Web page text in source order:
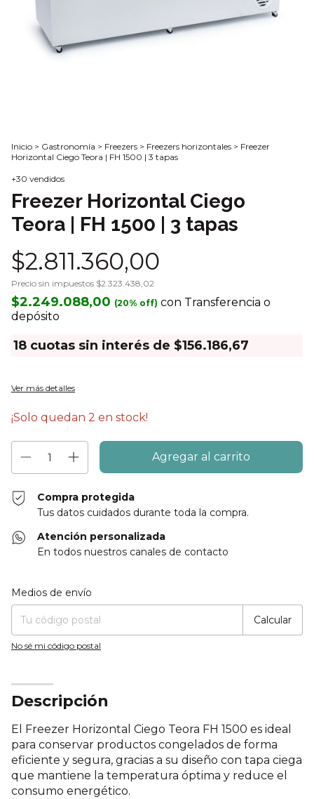
Inicio > Gastronomía > Freezers > Freezers horizontales > Freezer
Horizontal Ciego Teora | FH 1500 | 3 tapas
+30 vendidos
Freezer Horizontal Ciego
Teora | FH 1500 | 3 tapas
$2.811.360,00
Precio sin impuestos $2.323.438,02
$2.249.088,00 con Transferencia o
depósito
18 cuotas sin interés de $156.186,67
Ver más detalles
¡Solo quedan 2 en stock!
Compra protegida
Tus datos cuidados durante toda la compra.
Atención personalizada
En todos nuestros canales de contacto
Entregas para el CP:
Medios de envío
Calcular
No sé mi código postal
Descripción
El Freezer Horizontal Ciego Teora FH 1500 es ideal
para conservar productos congelados de forma
eficiente y segura, gracias a su diseño con tapa ciega
que mantiene la temperatura óptima y reduce el
consumo energético.